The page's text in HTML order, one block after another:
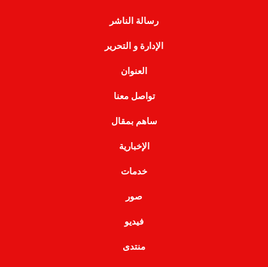
رسالة الناشر
الإدارة و التحرير
العنوان
تواصل معنا
ساهم بمقال
الإخبارية
خدمات
صور
فيديو
منتدى